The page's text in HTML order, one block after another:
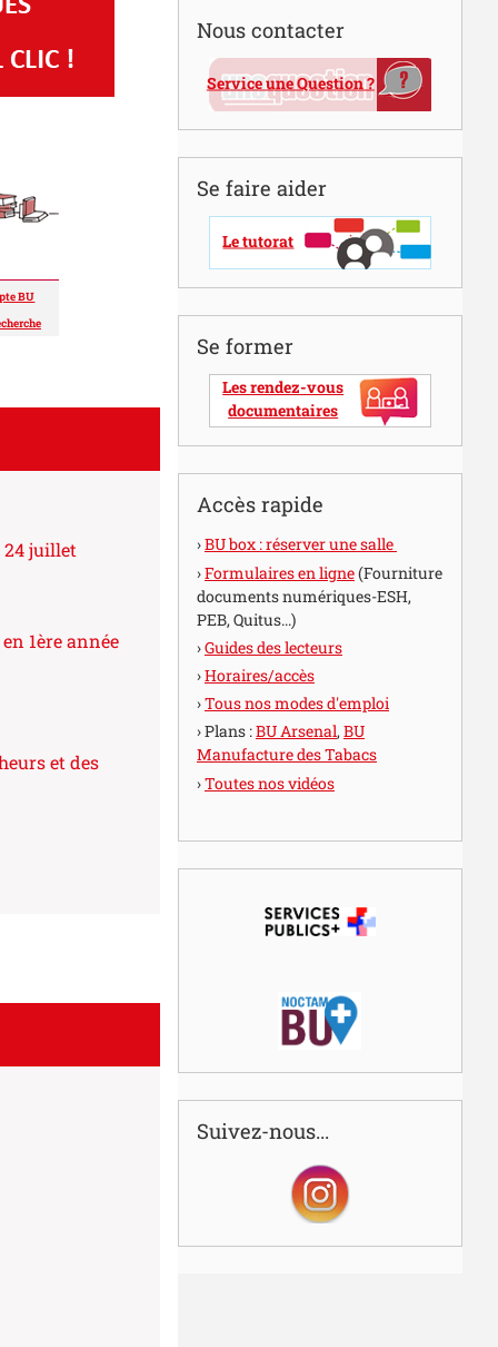
BU
24 juillet
1ère année
et des
Nous contacter
Service une Question ?
Se faire aider
Le tutorat
Se former
Les rendez-vous
documentaires
Accès rapide
BU box : réserver une salle
Formulaires en ligne(Fourniture
documents numériques-ESH,
PEB, Quitus...)
Guides des lecteurs
Horaires/accès
Tous nos modes d'emploi
Plans :BU Arsenal,BU
Manufacture des Tabacs
Toutes nos vidéos
Suivez-nous...